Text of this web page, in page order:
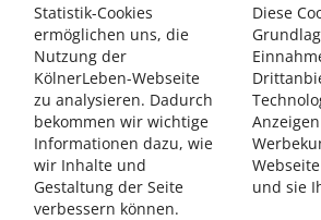
Statistik-Cookies
ermöglichen uns, die
Nutzung der
KölnerLeben-Webseite
zu analysieren. Dadurch
bekommen wir wichtige
Informationen dazu, wie
wir Inhalte und
Gestaltung der Seite
verbessern können.
Diese
und sie